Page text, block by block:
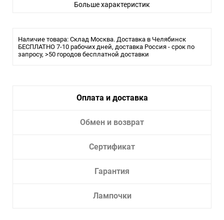
Большой зал, Гостиная, Кухня, Спальня
Тип
светильника:
Трековая/шинная/струнная
Больше характеристик
Наличие товара: Склад Москва. Доставка в Челябинск
БЕСПЛАТНО 7-10 рабочих дней, доставка Россия - срок по
запросу, >50 городов бесплатной доставки
Оплата и доставка
Обмен и возврат
Сертификат
Гарантия
Лампочки